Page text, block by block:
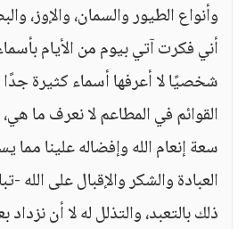
وأنواع الطيور والسمان، والإوز،
أني فكرت آتي بيوم من الأيام
شخصيًا لا أعرفها أسماء كثيرة
القوائم في المطاعم لا نعرف ما
سعة إنعام الله وإفضاله علينا
العبادة والشكر والإقبال على الله -
ذلك بالتعبد، والتذلل له لا أن